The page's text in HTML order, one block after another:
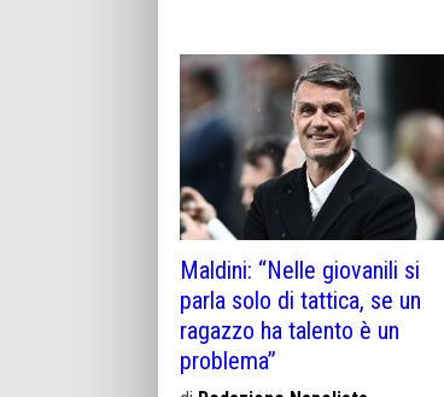
Maldini: “Nelle giovanili si
parla solo di tattica, se un
ragazzo ha talento è un
problema”